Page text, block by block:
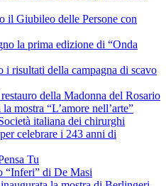
Giubileo delle Persone con
la prima edizione di “Onda
risultati della campagna di scavo
della Madonna del Rosario
mostra “L’amore nell’arte”
italiana dei chirurghi
celebrare i 243 anni di
Tu
“Inferi” di De Masi